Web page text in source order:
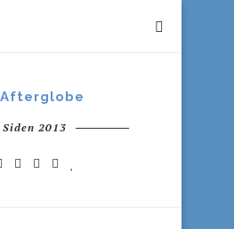
Siden 2013